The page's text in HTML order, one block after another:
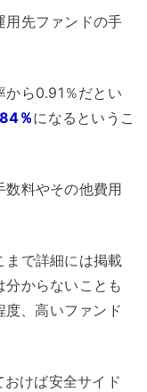
用先ファンドの手
から0.91％だとい
％になるというこ
数料やその他費用
まで詳細には掲載
分からないことも
、高いファンド
けば安全サイド